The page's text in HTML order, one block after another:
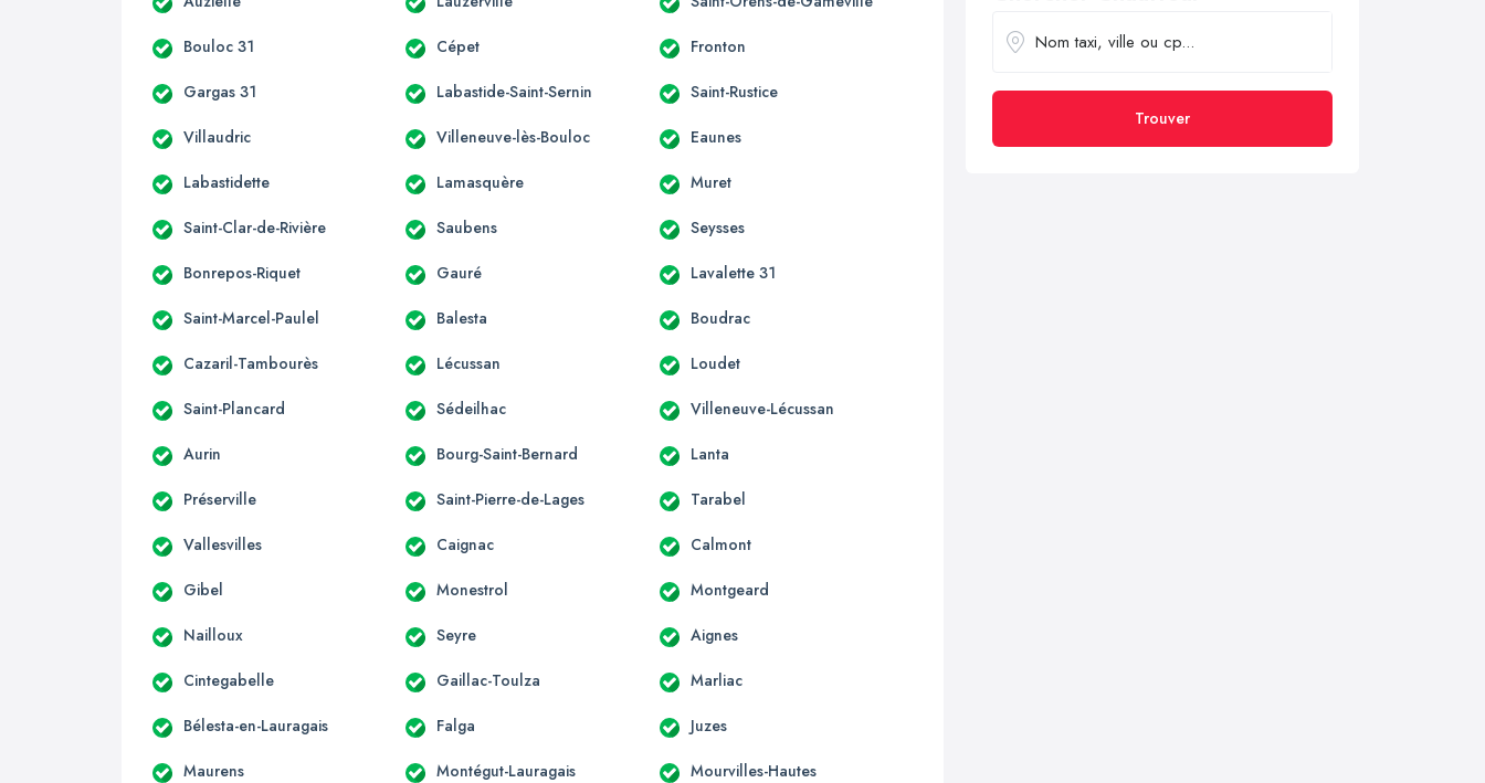
Bouloc 31 Cépet Fronton
Gargas 31 Labastide-Saint-Sernin Saint-Rustice
Villaudric Villeneuve-lès-Bouloc Eaunes
Labastidette Lamasquère Muret
Saint-Clar-de-Rivière Saubens Seysses
Bonrepos-Riquet Gauré Lavalette 31
Saint-Marcel-Paulel Balesta Boudrac
Cazaril-Tambourès Lécussan Loudet
Saint-Plancard Sédeilhac Villeneuve-Lécussan
Aurin Bourg-Saint-Bernard Lanta
Préserville Saint-Pierre-de-Lages Tarabel
Vallesvilles Caignac Calmont
Gibel Monestrol Montgeard
Nailloux Seyre Aignes
Cintegabelle Gaillac-Toulza Marliac
Bélesta-en-Lauragais Falga Juzes
Maurens Montégut-Lauragais Mourvilles-Hautes
Trouver